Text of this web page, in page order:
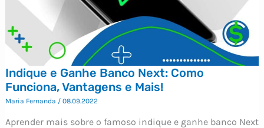
Indique e Ganhe Banco Next: Como
Funciona, Vantagens e Mais!
Maria Fernanda / 08.09.2022
Aprender mais sobre o famoso indique e ganhe banco Next